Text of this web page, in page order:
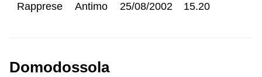
Rapprese Antimo 25/08/2002 15.20
Domodossola